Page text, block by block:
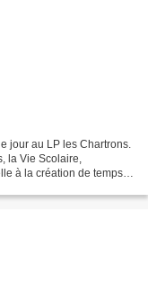
jour au LP les Chartrons.
la Vie Scolaire,
à la création de temps